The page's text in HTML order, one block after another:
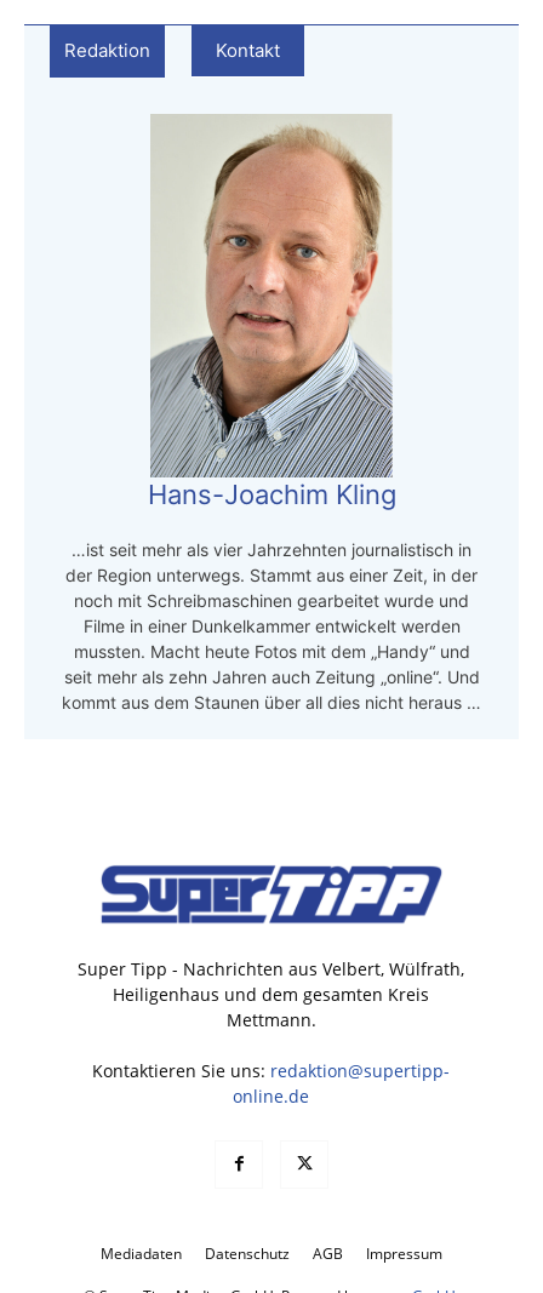
Redaktion Kontakt
Hans-Joachim Kling
…ist seit mehr als vier Jahrzehnten journalistisch in
der Region unterwegs. Stammt aus einer Zeit, in der
noch mit Schreibmaschinen gearbeitet wurde und
Filme in einer Dunkelkammer entwickelt werden
mussten. Macht heute Fotos mit dem „Handy“ und
seit mehr als zehn Jahren auch Zeitung „online“. Und
kommt aus dem Staunen über all dies nicht heraus …
Super Tipp - Nachrichten aus Velbert, Wülfrath,
Heiligenhaus und dem gesamten Kreis
Mettmann.
Kontaktieren Sie uns: redaktion@supertipp-
online.de
Mediadaten Datenschutz AGB Impressum